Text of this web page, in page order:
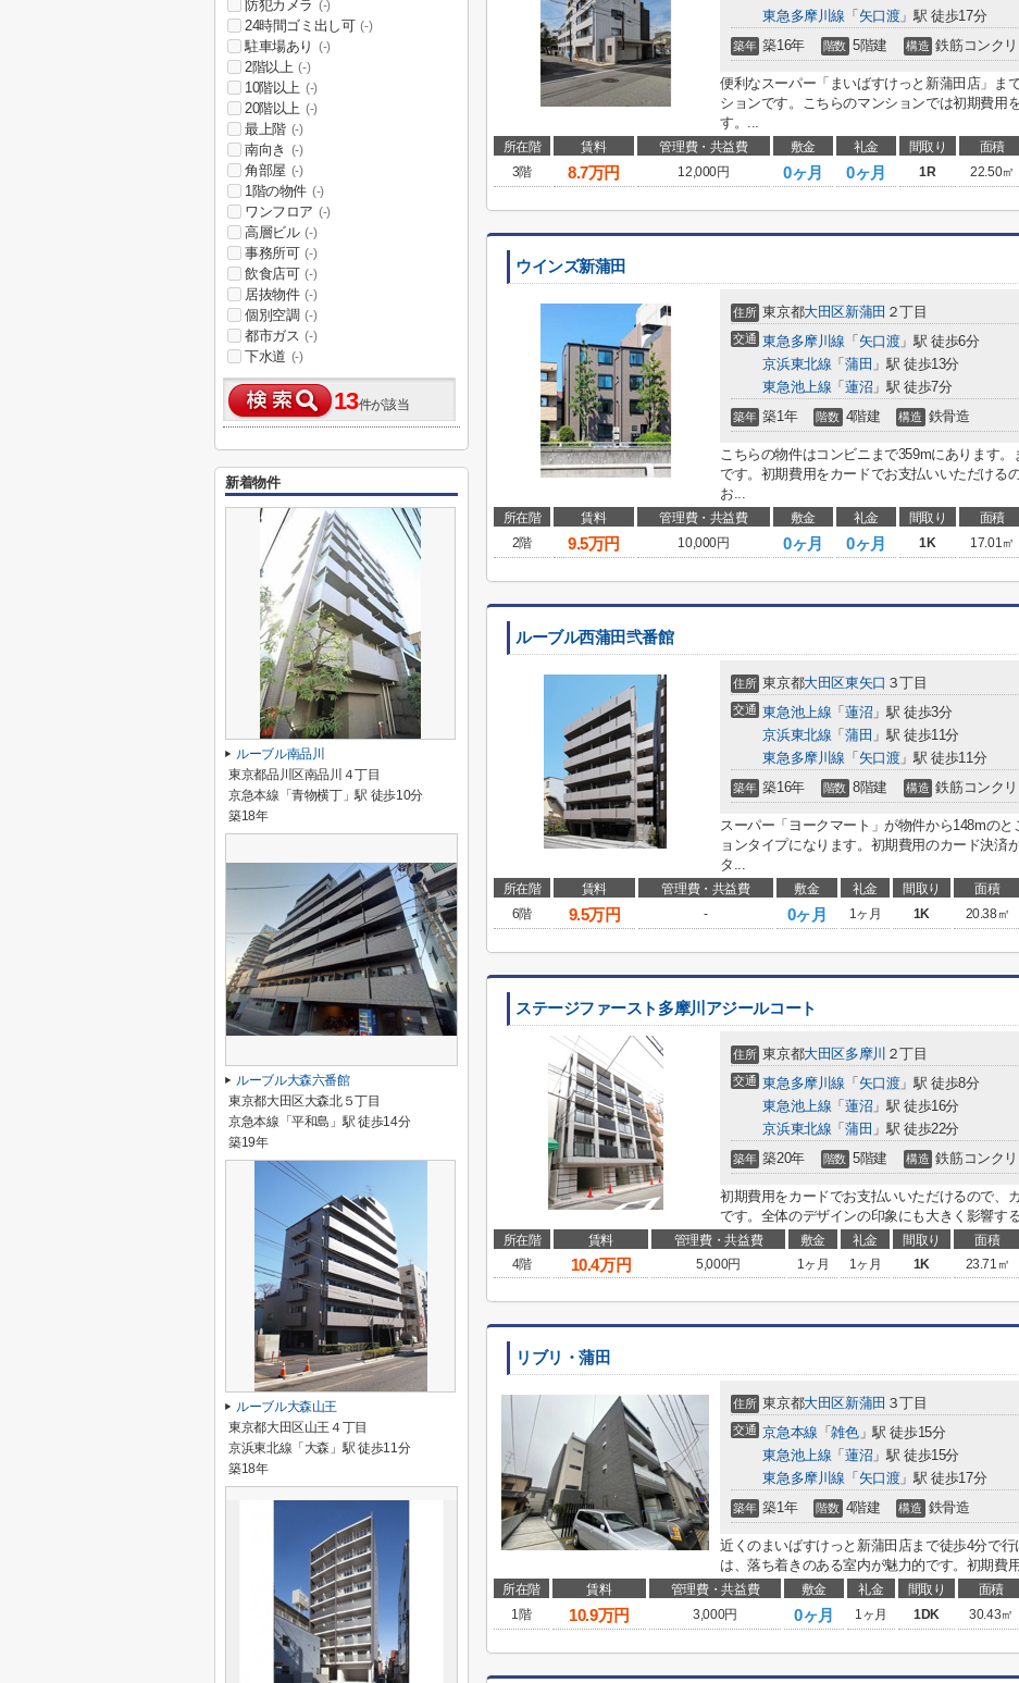
東急多摩川線 「 矢口渡」駅 徒歩17分
築年 築16年 階数 5階建 構造 鉄筋コンクリ
便利なスーパー「まいばすけっと新蒲田店」ま
ションです。こちらのマンションでは初期費用
す。...
所在階 賃料 管理費・共益費 敷金 礼金 間取り 面積
3階
8.7万円 12,000円 0ヶ月 0ヶ月 1R 22.50㎡
ウインズ新蒲田
住所 東京都大田区新蒲田 ２丁目
交通 東急多摩川線 「 矢口渡」駅 徒歩6分
京浜東北線 「 蒲田 」駅 徒歩13分
東急池上線 「 蓮沼 」駅 徒歩7分
築年 築1年 階数 4階建 構造 鉄骨造
こちらの物件はコンビニまで359mにあります
です。初期費用をカードでお支払いいただける
お...
所在階 賃料 管理費・共益費 敷金 礼金 間取り 面積
2階
9.5万円 10,000円 0ヶ月 0ヶ月 1K 17.01㎡
ルーブル西蒲田弐番館
住所 東京都大田区東矢口 ３丁目
交通 東急池上線 「 蓮沼 」駅 徒歩3分
京浜東北線 「 蒲田 」駅 徒歩11分
東急多摩川線 「 矢口渡」駅 徒歩11分
築年 築16年 階数 8階建 構造 鉄筋コンクリ
スーパー「ヨークマート」が物件から148mの
ョンタイプになります。初期費用のカード決済
タ...
所在階 賃料 管理費・共益費 敷金 礼金 間取り 面積
6階
9.5万円 - 0ヶ月 1ヶ月 1K 20.38㎡
ステージファースト多摩川アジールコート
住所 東京都大田区多摩川 ２丁目
交通 東急多摩川線 「 矢口渡」駅 徒歩8分
東急池上線 「 蓮沼 」駅 徒歩16分
京浜東北線 「 蒲田 」駅 徒歩22分
築年 築20年 階数 5階建 構造 鉄筋コンクリ
初期費用をカードでお支払いいただけるので、
です。全体のデザインの印象にも大きく影響す
所在階 賃料 管理費・共益費 敷金 礼金 間取り 面積
4階
10.4万円 5,000円 1ヶ月 1ヶ月 1K 23.71㎡
リブリ・蒲田
住所 東京都大田区新蒲田 ３丁目
交通 京急本線 「雑色」駅 徒歩15分
東急池上線 「 蓮沼 」駅 徒歩15分
東急多摩川線 「 矢口渡」駅 徒歩17分
築年 築1年 階数 4階建 構造 鉄骨造
近くのまいばすけっと新蒲田店まで徒歩4分で
は、落ち着きのある室内が魅力的です。初期費
所在階 賃料 管理費・共益費 敷金 礼金 間取り 面積
1階
10.9万円 3,000円 0ヶ月 1ヶ月 1DK 30.43㎡
防犯カメラ (-)
24時間ゴミ出し可 (-)
駐車場あり (-)
2階以上 (-)
10階以上 (-)
20階以上 (-)
最上階 (-)
南向き (-)
角部屋 (-)
1階の物件 (-)
ワンフロア (-)
高層ビル (-)
事務所可 (-)
飲食店可 (-)
居抜物件 (-)
個別空調 (-)
都市ガス (-)
下水道 (-)
13件が該当
新着物件
ルーブル南品川
東京都品川区南品川４丁目
京急本線「青物横丁」駅 徒歩10分
築18年
ルーブル大森六番館
東京都大田区大森北５丁目
京急本線「平和島」駅 徒歩14分
築19年
ルーブル大森山王
東京都大田区山王４丁目
京浜東北線「大森」駅 徒歩11分
築18年